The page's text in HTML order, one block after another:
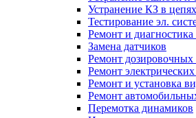
Устранение КЗ в
Тестирование эл.
Ремонт и
Замена датчиков
Ремонт дозировочных
Ремонт
Ремонт и установка
Ремонт
Перемотка динамиков